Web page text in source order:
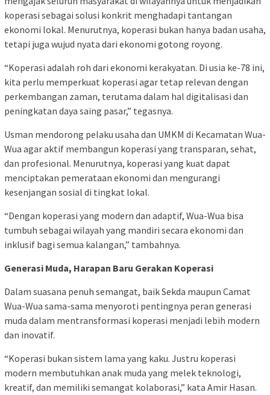
koperasi sebagai solusi konkrit menghadapi tantangan
ekonomi lokal. Menurutnya, koperasi bukan hanya badan usaha,
tetapi juga wujud nyata dari ekonomi gotong royong.
“Koperasi adalah roh dari ekonomi kerakyatan. Di usia ke-78 ini,
kita perlu memperkuat koperasi agar tetap relevan dengan
perkembangan zaman, terutama dalam hal digitalisasi dan
peningkatan daya saing pasar,” tegasnya.
Usman mendorong pelaku usaha dan UMKM di Kecamatan Wua-
Wua agar aktif membangun koperasi yang transparan, sehat,
dan profesional. Menurutnya, koperasi yang kuat dapat
menciptakan pemerataan ekonomi dan mengurangi
kesenjangan sosial di tingkat lokal.
“Dengan koperasi yang modern dan adaptif, Wua-Wua bisa
tumbuh sebagai wilayah yang mandiri secara ekonomi dan
inklusif bagi semua kalangan,” tambahnya.
Generasi Muda, Harapan Baru Gerakan Koperasi
Dalam suasana penuh semangat, baik Sekda maupun Camat
Wua-Wua sama-sama menyoroti pentingnya peran generasi
muda dalam mentransformasi koperasi menjadi lebih modern
dan inovatif.
“Koperasi bukan sistem lama yang kaku. Justru koperasi
modern membutuhkan anak muda yang melek teknologi,
kreatif, dan memiliki semangat kolaborasi,” kata Amir Hasan.